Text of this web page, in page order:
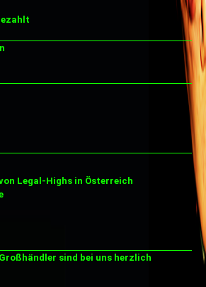
Legal-Highs in Österreich
sind bei uns herzlich